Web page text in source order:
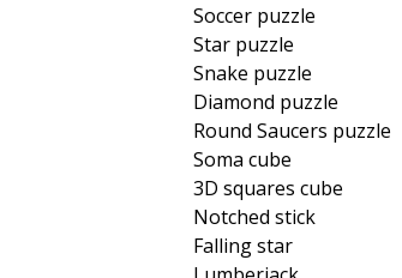
Soccer puzzle
Star puzzle
Snake puzzle
Diamond puzzle
Round Saucers puzzle
Soma cube
3D squares cube
Notched stick
Falling star